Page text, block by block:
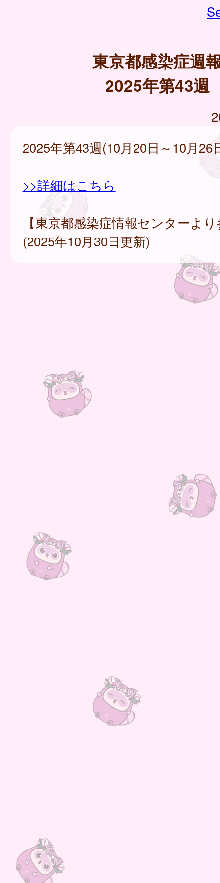
東京都感染症週
2025年第43週
2025年第43週(10月20日～10月26
>>詳細はこちら
【東京都感染症情報センターよ
(2025年10月30日更新)